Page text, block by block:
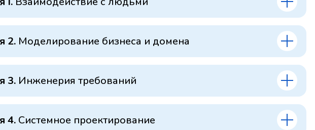
2. Моделирование бизнеса и домена
3. Инженерия требований
4. Системное проектирование